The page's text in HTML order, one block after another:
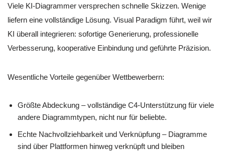
Viele KI-Diagrammer versprechen schnelle Skizzen. Wenige
liefern eine vollständige Lösung. Visual Paradigm führt, weil wir
KI überall integrieren: sofortige Generierung, professionelle
Verbesserung, kooperative Einbindung und geführte Präzision.
Wesentliche Vorteile gegenüber Wettbewerbern:
Größte Abdeckung – vollständige C4-Unterstützung für viele
andere Diagrammtypen, nicht nur für beliebte.
Echte Nachvollziehbarkeit und Verknüpfung – Diagramme
sind über Plattformen hinweg verknüpft und bleiben